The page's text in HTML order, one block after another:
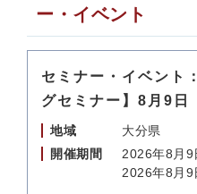
ー・イベント
セミナー・イベント
グセミナー】8月9日
地域
大分県
開催期間
2026年8月9
2026年8月9